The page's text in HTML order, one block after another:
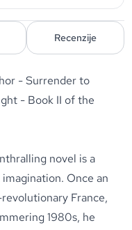
Recenzije
- Surrender to
- Book II of the
novel is a
Once an
France,
1980s, he